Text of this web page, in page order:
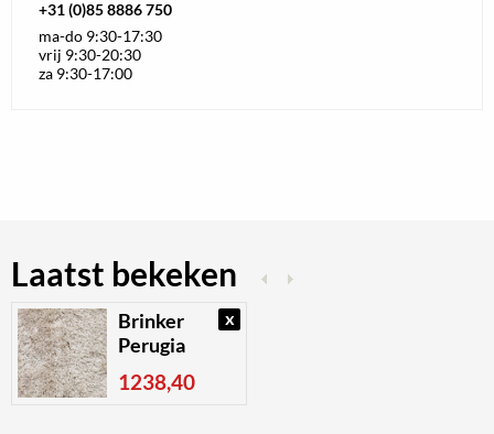
+31 (0)85 8886 750
ma-do 9:30-17:30
vrij 9:30-20:30
za 9:30-17:00
Laatst bekeken
x
Brinker
Perugia
1238,40